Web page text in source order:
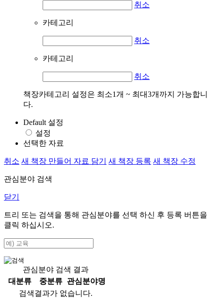
취소
카테고리
취소
카테고리
취소
책장카테고리 설정은 최소1개 ~ 최대3개까지 가능합니
다.
Default 설정
설정
선택한 자료
취소 새 책장 만들어 자료 담기 새 책장 등록 새 책장 수정
관심분야 검색
닫기
트리 또는 검색을 통해 관심분야를 선택 하신 후 등록 버튼을
클릭 하십시오.
관심분야 검색 결과
대분류
중분류
관심분야명
검색결과가 없습니다.